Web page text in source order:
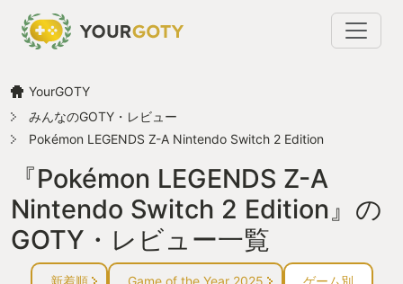
YourGOTY
みんなのGOTY・レビュー
Pokémon LEGENDS Z-A Nintendo Switch 2 Edition
『Pokémon LEGENDS Z-A
Nintendo Switch 2 Edition』の
GOTY・レビュー一覧
新着順 Game of the Year 2025 ゲーム別